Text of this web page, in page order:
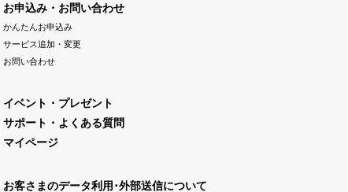
お申込み・お問い合わせ
かんたんお申込み
サービス追加・変更
お問い合わせ
イベント・プレゼント
サポート・よくある質問
マイページ
お客さまのデータ利用･外部送信について